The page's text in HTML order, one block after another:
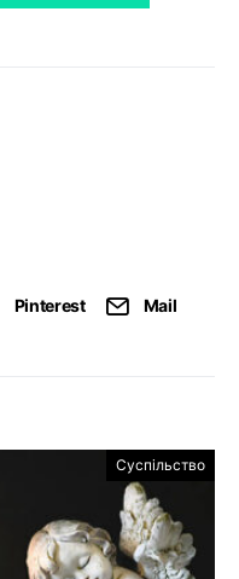
Pinterest Mail
Суспільство